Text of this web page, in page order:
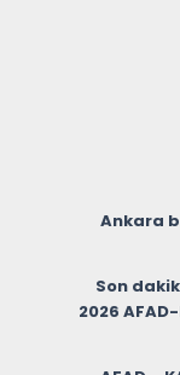
Ankara
Son
2026